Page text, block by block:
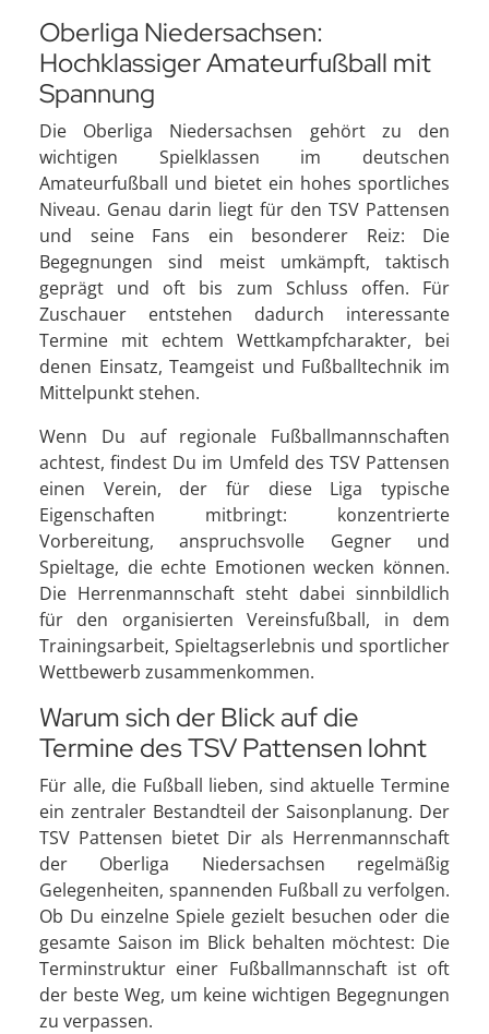
Oberliga Niedersachsen:
Hochklassiger Amateurfußball mit
Spannung
Die Oberliga Niedersachsen gehört zu den
wichtigen Spielklassen im deutschen
Amateurfußball und bietet ein hohes sportliches
Niveau. Genau darin liegt für den TSV Pattensen
und seine Fans ein besonderer Reiz: Die
Begegnungen sind meist umkämpft, taktisch
geprägt und oft bis zum Schluss offen. Für
Zuschauer entstehen dadurch interessante
Termine mit echtem Wettkampfcharakter, bei
denen Einsatz, Teamgeist und Fußballtechnik im
Mittelpunkt stehen.
Wenn Du auf regionale Fußballmannschaften
achtest, findest Du im Umfeld des TSV Pattensen
einen Verein, der für diese Liga typische
Eigenschaften mitbringt: konzentrierte
Vorbereitung, anspruchsvolle Gegner und
Spieltage, die echte Emotionen wecken können.
Die Herrenmannschaft steht dabei sinnbildlich
für den organisierten Vereinsfußball, in dem
Trainingsarbeit, Spieltagserlebnis und sportlicher
Wettbewerb zusammenkommen.
Warum sich der Blick auf die
Termine des TSV Pattensen lohnt
Für alle, die Fußball lieben, sind aktuelle Termine
ein zentraler Bestandteil der Saisonplanung. Der
TSV Pattensen bietet Dir als Herrenmannschaft
der Oberliga Niedersachsen regelmäßig
Gelegenheiten, spannenden Fußball zu verfolgen.
Ob Du einzelne Spiele gezielt besuchen oder die
gesamte Saison im Blick behalten möchtest: Die
Terminstruktur einer Fußballmannschaft ist oft
der beste Weg, um keine wichtigen Begegnungen
zu verpassen.